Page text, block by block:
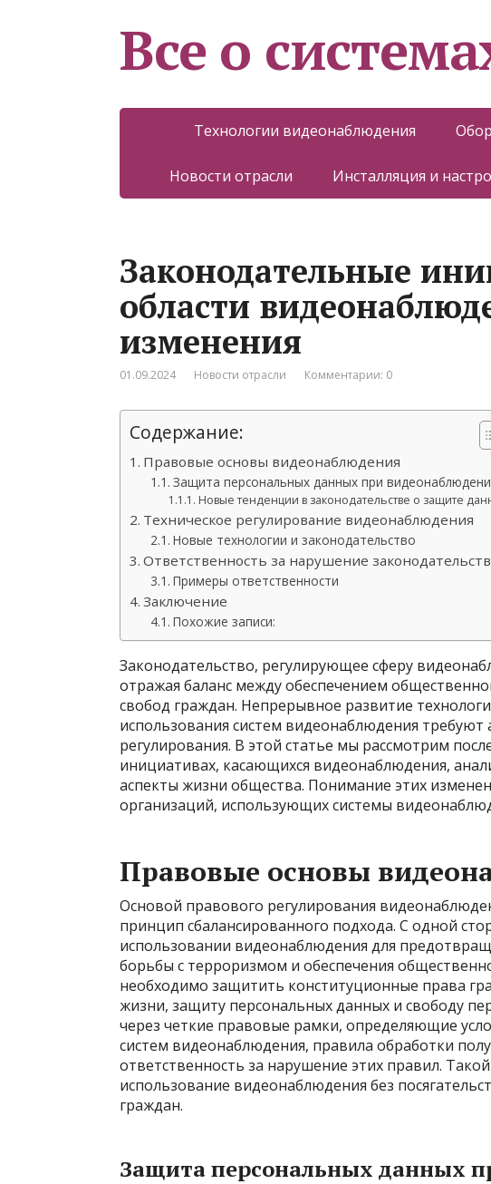
Все о
Технологии видеонаблюдения
Новости отрасли Инсталляция и
Законодательные
области
изменения
01.09.2024 Новости отрасли Комментарии: 0
Содержание:
Правовые основы видеонаблюдения
Защита персональных данных при
Новые тенденции в законодательстве о защите
Техническое регулирование видеонаблюдения
Новые технологии и законодательство
Ответственность за нарушение
Примеры ответственности
Заключение
Похожие записи:
Законодательство, регулирующее сферу
отражая баланс между обеспечением
свобод граждан. Непрерывное развитие
использования систем видеонаблюдения требуют
регулирования. В этой статье мы рассмотрим
инициативах, касающихся видеонаблюдения,
аспекты жизни общества. Понимание этих
организаций, использующих системы
Правовые основы
Основой правового регулирования
принцип сбалансированного подхода. С одной
использовании видеонаблюдения для
борьбы с терроризмом и обеспечения
необходимо защитить конституционные права
жизни, защиту персональных данных и свободу
через четкие правовые рамки, определяющие
систем видеонаблюдения, правила обработки
ответственность за нарушение этих правил.
использование видеонаблюдения без
граждан.
Защита персональных данных